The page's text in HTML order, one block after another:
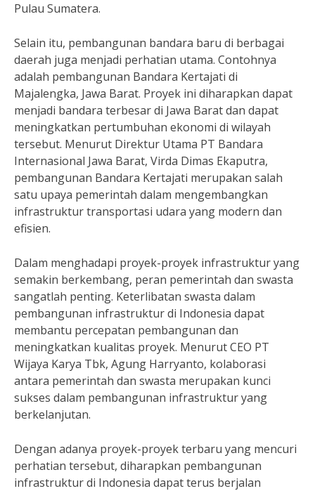
Pulau Sumatera.
Selain itu, pembangunan bandara baru di berbagai
daerah juga menjadi perhatian utama. Contohnya
adalah pembangunan Bandara Kertajati di
Majalengka, Jawa Barat. Proyek ini diharapkan dapat
menjadi bandara terbesar di Jawa Barat dan dapat
meningkatkan pertumbuhan ekonomi di wilayah
tersebut. Menurut Direktur Utama PT Bandara
Internasional Jawa Barat, Virda Dimas Ekaputra,
pembangunan Bandara Kertajati merupakan salah
satu upaya pemerintah dalam mengembangkan
infrastruktur transportasi udara yang modern dan
efisien.
Dalam menghadapi proyek-proyek infrastruktur yang
semakin berkembang, peran pemerintah dan swasta
sangatlah penting. Keterlibatan swasta dalam
pembangunan infrastruktur di Indonesia dapat
membantu percepatan pembangunan dan
meningkatkan kualitas proyek. Menurut CEO PT
Wijaya Karya Tbk, Agung Harryanto, kolaborasi
antara pemerintah dan swasta merupakan kunci
sukses dalam pembangunan infrastruktur yang
berkelanjutan.
Dengan adanya proyek-proyek terbaru yang mencuri
perhatian tersebut, diharapkan pembangunan
infrastruktur di Indonesia dapat terus berjalan